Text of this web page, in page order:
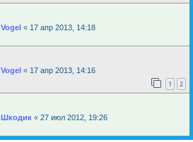
Vogel « 17 апр 2013, 14:18
Vogel « 17 апр 2013, 14:16
1 2
Шкодик « 27 июл 2012, 19:26